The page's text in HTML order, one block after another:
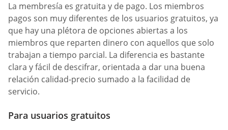
La membresía es gratuita y de pago. Los miembros
pagos son muy diferentes de los usuarios gratuitos, ya
que hay una plétora de opciones abiertas a los
miembros que reparten dinero con aquellos que solo
trabajan a tiempo parcial. La diferencia es bastante
clara y fácil de descifrar, orientada a dar una buena
relación calidad-precio sumado a la facilidad de
servicio.
Para usuarios gratuitos